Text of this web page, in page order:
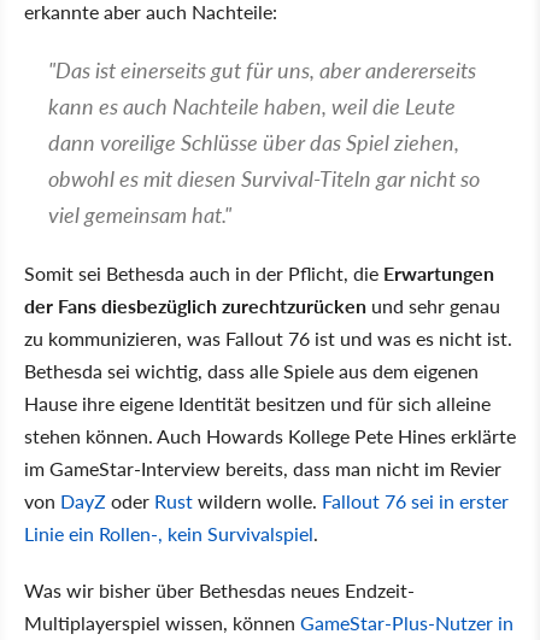
erkannte aber auch Nachteile:
"Das ist einerseits gut für uns, aber andererseits
kann es auch Nachteile haben, weil die Leute
dann voreilige Schlüsse über das Spiel ziehen,
obwohl es mit diesen Survival-Titeln gar nicht so
viel gemeinsam hat."
Somit sei Bethesda auch in der Pflicht, die Erwartungen
der Fans diesbezüglich zurechtzurücken und sehr genau
zu kommunizieren, was Fallout 76 ist und was es nicht ist.
Bethesda sei wichtig, dass alle Spiele aus dem eigenen
Hause ihre eigene Identität besitzen und für sich alleine
stehen können. Auch Howards Kollege Pete Hines erklärte
im GameStar-Interview bereits, dass man nicht im Revier
von DayZ oder Rustwildern wolle. Fallout 76 sei in erster
Linie ein Rollen-, kein Survivalspiel.
Was wir bisher über Bethesdas neues Endzeit-
Multiplayerspiel wissen, können GameStar-Plus-Nutzer in